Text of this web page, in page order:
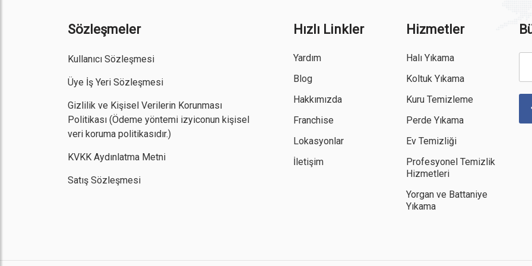
Sözleşmeler
Kullanıcı Sözleşmesi
Üye İş Yeri Sözleşmesi
Gizlilik ve Kişisel Verilerin Korunması
Politikası (Ödeme yöntemi izyiconun kişisel
veri koruma politikasıdır.)
KVKK Aydınlatma Metni
Satış Sözleşmesi
Hızlı Linkler
Yardım
Blog
Hakkımızda
Franchise
Lokasyonlar
İletişim
Hizmetler
Halı Yıkama
Koltuk Yıkama
Kuru Temizleme
Perde Yıkama
Ev Temizliği
Profesyonel Temizlik
Hizmetleri
Yorgan ve Battaniye
Yıkama